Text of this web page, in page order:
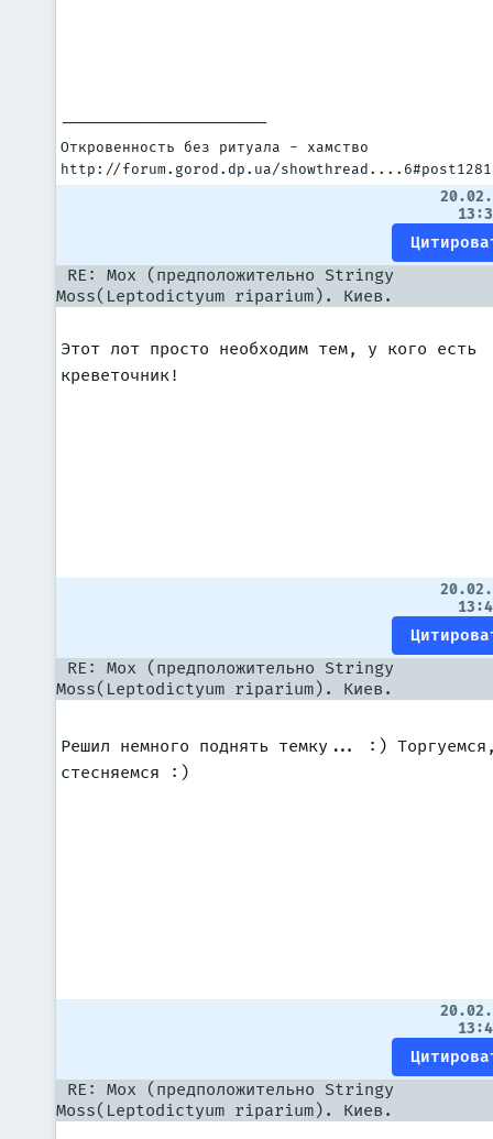
---------------------
Откровенность без ритуала - хамство
http://forum.gorod.dp.ua/
RE: Мох (предположительно Stringy
Moss(Leptodictyum riparium). Киев.
Этот лот просто необходим тем, у кого есть
креветочник!
RE: Мох (предположительно Stringy
Moss(Leptodictyum riparium). Киев.
Решил немного поднять темку... :)
стесняемся :)
RE: Мох (предположительно Stringy
Moss(Leptodictyum riparium). Киев.